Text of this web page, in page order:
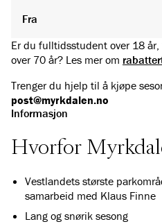
Fra
Er du fulltidsstudent over 18
over 70 år? Les mer om
Trenger du hjelp til å kjøpe
post@myrkdalen.no
Informasjon
Hvorfor
Vestlandets største
samarbeid med Klaus Finne
Lang og snørik sesong